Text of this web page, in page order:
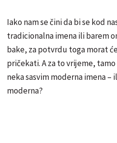
Iako nam se čini da bi se kod
tradicionalna imena ili barem
bake, za potvrdu toga morat
pričekati. A za to vrijeme,
neka sasvim moderna imena –
moderna?